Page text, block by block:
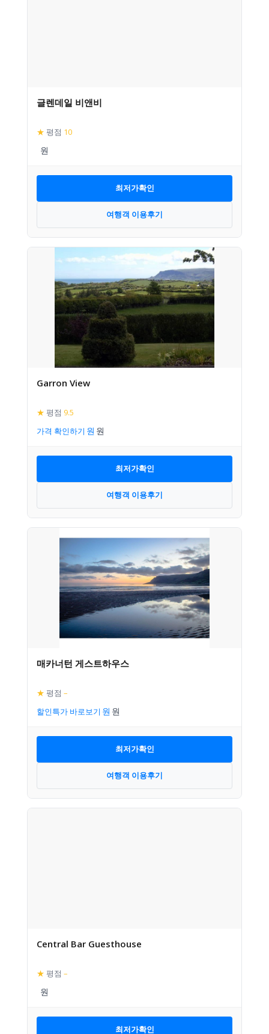
글렌데일 비앤비
★ 평점 10
최저가확인
여행객 이용후기
Garron View
★ 평점 9.5
가격 확인하기
최저가확인
여행객 이용후기
매카너턴 게스트하우스
★ 평점 –
할인특가 바로보기
최저가확인
여행객 이용후기
Central Bar Guesthouse
★ 평점 –
최저가확인